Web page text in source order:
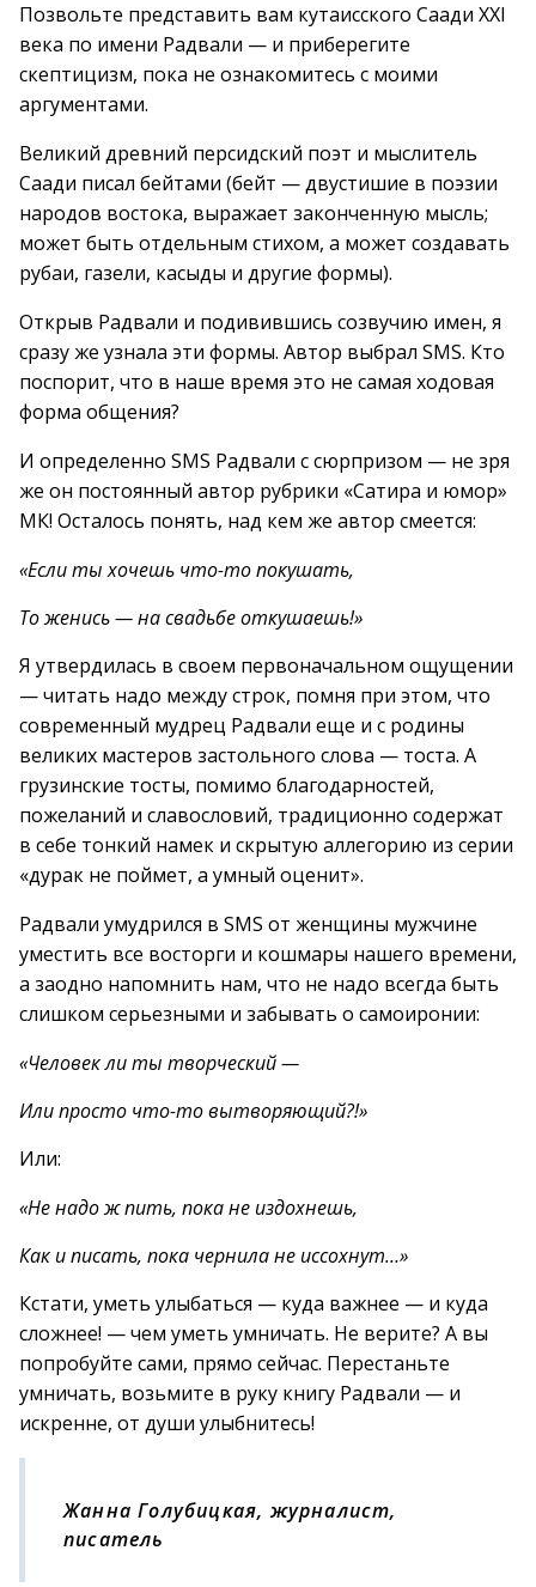
Позвольте представить вам кутаисского Саади XXI
века по имени Радвали — и приберегите
скептицизм, пока не ознакомитесь с моими
аргументами.
Великий древний персидский поэт и мыслитель
Саади писал бейтами (бейт — двустишие в поэзии
народов востока, выражает законченную мысль;
может быть отдельным стихом, а может создавать
рубаи, газели, касыды и другие формы).
Открыв Радвали и подивившись созвучию имен, я
сразу же узнала эти формы. Автор выбрал SMS. Кто
поспорит, что в наше время это не самая ходовая
форма общения?
И определенно SMS Радвали с сюрпризом — не зря
же он постоянный автор рубрики «Сатира и юмор»
МК! Осталось понять, над кем же автор смеется:
«Если ты хочешь что-то покушать,
То женись — на свадьбе откушаешь!»
Я утвердилась в своем первоначальном ощущении
— читать надо между строк, помня при этом, что
современный мудрец Радвали еще и с родины
великих мастеров застольного слова — тоста. А
грузинские тосты, помимо благодарностей,
пожеланий и славословий, традиционно содержат
в себе тонкий намек и скрытую аллегорию из серии
«дурак не поймет, а умный оценит».
Радвали умудрился в SMS от женщины мужчине
уместить все восторги и кошмары нашего времени,
а заодно напомнить нам, что не надо всегда быть
слишком серьезными и забывать о самоиронии:
«Человек ли ты творческий —
Или просто что-то вытворяющий?!»
Или:
«Не надо ж пить, пока не издохнешь,
Как и писать, пока чернила не иссохнут…»
Кстати, уметь улыбаться — куда важнее — и куда
сложнее! — чем уметь умничать. Не верите? А вы
попробуйте сами, прямо сейчас. Перестаньте
умничать, возьмите в руку книгу Радвали — и
искренне, от души улыбнитесь!
Жанна Голубицкая, журналист,
писатель